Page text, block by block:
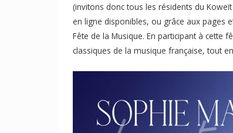
(invitons donc tous les résidents du
en ligne disponibles, ou grâce aux pages
Fête de la Musique. En participant à cette
classiques de la musique française, tout